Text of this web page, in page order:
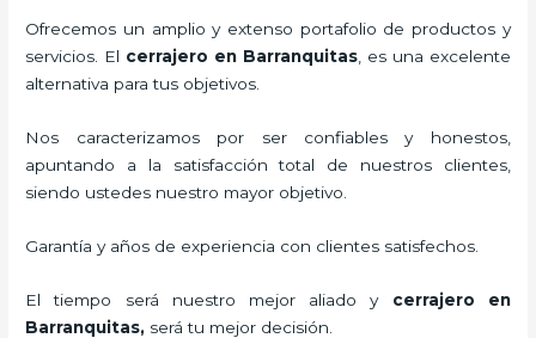
Ofrecemos un amplio y extenso portafolio de productos y
servicios. El cerrajero en Barranquitas , es una excelente
alternativa para tus objetivos.
Nos caracterizamos por ser confiables y honestos,
apuntando a la satisfacción total de nuestros clientes,
siendo ustedes nuestro mayor objetivo.
Garantía y años de experiencia con clientes satisfechos.
El tiempo será nuestro mejor aliado y cerrajero en
Barranquitas, será tu mejor decisión.